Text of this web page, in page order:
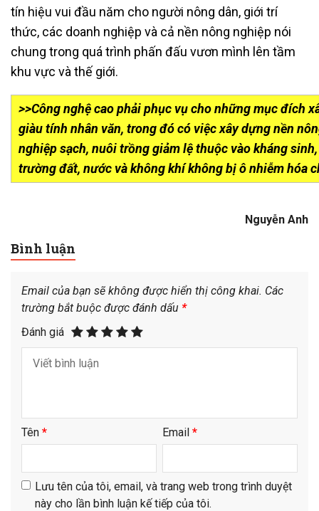
tín hiệu vui đầu năm cho người nông dân, giới trí
thức, các doanh nghiệp và cả nền nông nghiệp nói
chung trong quá trình phấn đấu vươn mình lên tầm
khu vực và thế giới.
>>Công nghệ cao phải phục vụ cho những mục đích
giàu tính nhân văn, trong đó có việc xây dựng nền
nghiệp sạch, nuôi trồng giảm lệ thuộc vào kháng
trường đất, nước và không khí không bị ô nhiễm hóa
Nguyễn Anh
Bình luận
Email của bạn sẽ không được hiển thị công khai. Các
trường bắt buộc được đánh dấu *
Đánh giá
Tên * Email *
Lưu tên của tôi, email, và trang web trong trình duyệt
này cho lần bình luận kế tiếp của tôi.